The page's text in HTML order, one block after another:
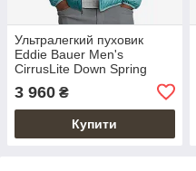
Ультралегкий пуховик
Eddie Bauer Men's
CirrusLite Down Spring
3 960 ₴
Купити